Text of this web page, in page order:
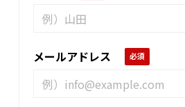
メールアドレス